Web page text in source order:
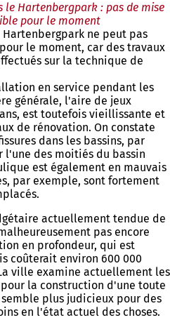
le Hartenbergpark : pas de mise
pour le moment
ne peut pas
le moment, car des travaux
sur la technique de
en service pendant les
générale, l'aire de jeux
est toutefois vieillissante et
de rénovation. On constate
dans les bassins, par
l'une des moitiés du bassin
est également en mauvais
par exemple, sont fortement
actuellement tendue de
pas encore
en profondeur, qui est
coûterait environ 600 000
ville examine actuellement les
la construction d'une toute
plus judicieux pour des
en l'état actuel des choses.